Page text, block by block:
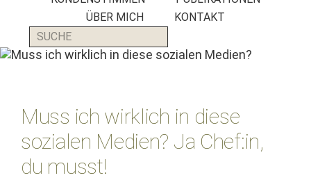
PR-
Agenturen
ÜBER MICH
KONTAKT
SUCHE
Muss ich wirklich in diese
sozialen Medien? Ja Chef:in,
du musst!